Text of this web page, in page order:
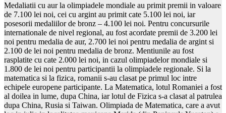
Medaliatii cu aur la olimpiadele mondiale au primit premii in valoare
de 7.100 lei noi, cei cu argint au primit cate 5.100 lei noi, iar
posesorii medaliilor de bronz – 4.100 lei noi. Pentru concursurile
internationale de nivel regional, au fost acordate premii de 3.200 lei
noi pentru medalia de aur, 2.700 lei noi pentru medalia de argint si
2.100 de lei noi pentru medalia de bronz. Mentiunile au fost
rasplatite cu cate 2.000 lei noi, in cazul olimpiadelor mondiale si
1.800 de lei noi pentru participantii la olimpiadele regionale. Si la
matematica si la fizica, romanii s-au clasat pe primul loc intre
echipele europene participante. La Matematica, lotul Romaniei a fost
al doilea in lume, dupa China, iar lotul de Fizica s-a clasat al patrulea
dupa China, Rusia si Taiwan. Olimpiada de Matematica, care a avut